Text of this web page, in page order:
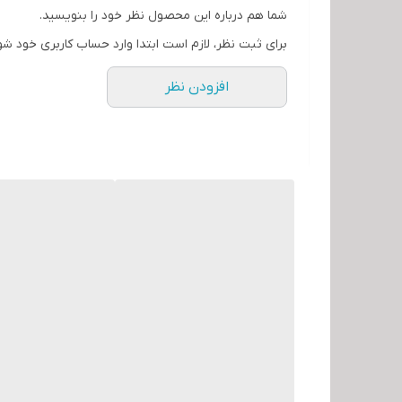
شما هم درباره این محصول نظر خود را بنویسید.
برای ثبت نظر، لازم است ابتدا وارد حساب کاربری خود
افزودن نظر